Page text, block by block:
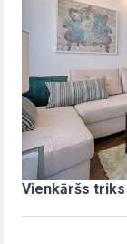
Vienkāršs